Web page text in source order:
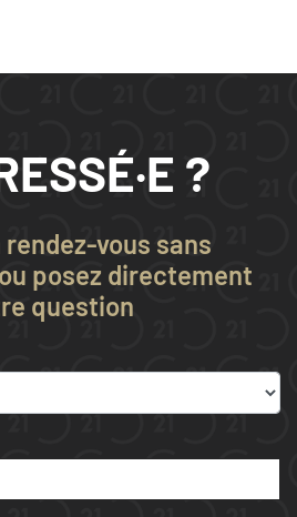
?
rendez-vous sans
posez directement
question